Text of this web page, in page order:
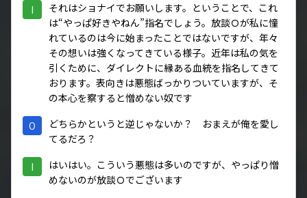
I
それはショナイでお願いします。ということで、これ
は“やっぱ好きやねん”指名でしょう。放談Ｏが私に憧
れているのは今に始まったことではないですが、年々
その想いは強くなってきている様子。近年は私の気を
引くために、ダイレクトに縁ある血統を指名してきて
おります。表向きは悪態ばっかりついていますが、そ
の本心を察すると憎めない奴です
O
どちらかというと逆じゃないか？ おまえが俺を愛し
てるだろ？
I
はいはい。こういう悪態は多いのですが、やっぱり憎
めないのが放談Ｏでございます